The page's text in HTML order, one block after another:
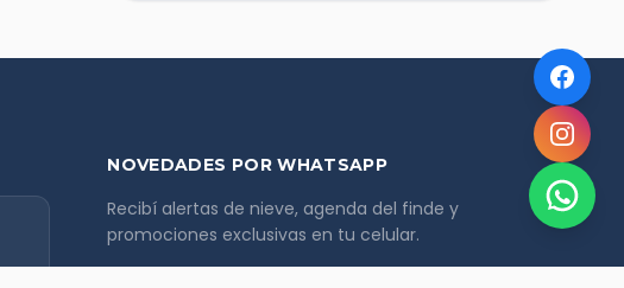
NOVEDADES POR WHATSAPP
Recibí alertas de nieve, agenda del finde y
promociones exclusivas en tu celular.